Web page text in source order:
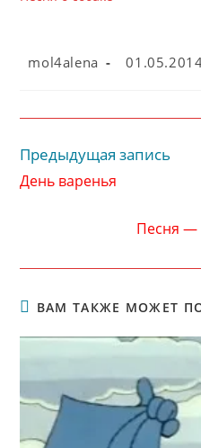
Автор
mol4alena
Запись
Читать
статьи
Предыдущая запись
День варенья
Песня —
ВАМ ТАКЖЕ МОЖЕТ